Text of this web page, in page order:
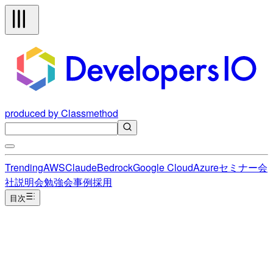
produced by Classmethod
TrendingAWSClaudeBedrockGoogle CloudAzureセミナー会
社説明会勉強会事例採用
目次